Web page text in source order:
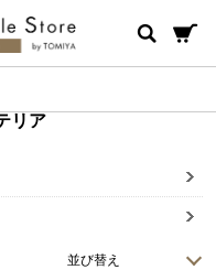
リア
並び替え